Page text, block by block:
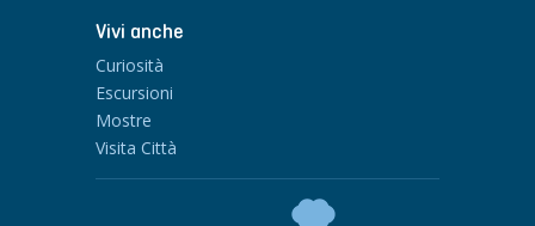
Vivi anche
Curiosità
Escursioni
Mostre
Visita Città